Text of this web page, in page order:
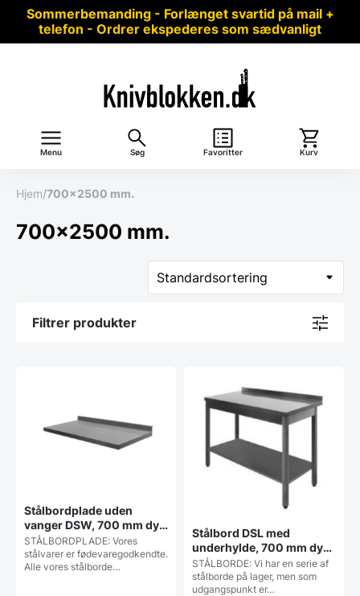
Sommerbemanding - Forlænget svartid på mail +
telefon - Ordrer ekspederes som sædvanligt
Menu Søg Favoritter Kurv
Hjem/700x2500 mm.
700x2500 mm.
Filtrer produkter
Stålbordplade uden
vanger DSW, 700 mm dyb
i mange længder
STÅLBORDPLADE: Vores
stålvarer er fødevaregodkendte.
Alle vores stålborde…
Stålbord DSL med
underhylde, 700 mm dyb i
mange længder
STÅLBORDE: Vi har en serie af
stålborde på lager, men som
udgangspunkt er…